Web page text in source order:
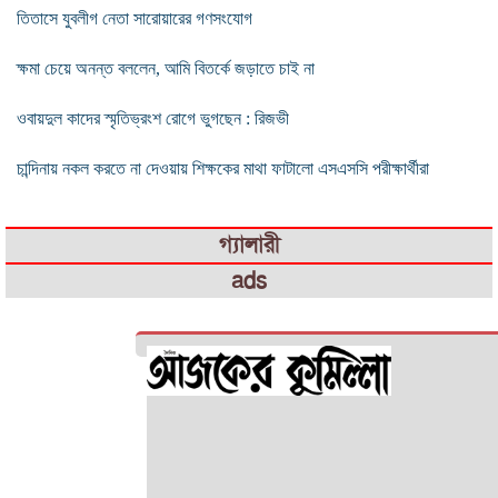
তিতাসে যুবলীগ নেতা সারোয়ারের গণসংযোগ
ক্ষমা চেয়ে অনন্ত বললেন, আমি বিতর্কে জড়াতে চাই না
ওবায়দুল কাদের স্মৃতিভ্রংশ রোগে ভুগছেন : রিজভী
চান্দিনায় নকল করতে না দেওয়ায় শিক্ষকের মাথা ফাটালো এসএসসি পরীক্ষার্থীরা
গ্যালারী
ads